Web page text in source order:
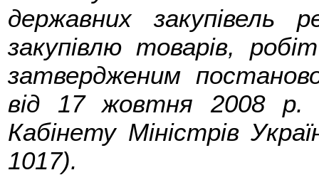
державних закупівель
закупівлю товарів,
затвердженим
від 17 жовтня 2008 р.
Кабінету Міністрів
1017).